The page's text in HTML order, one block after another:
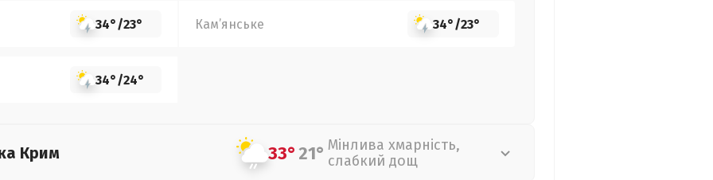
34°/23° Кам’янське 34°/23°
34°/24°
Крим 33°21° Мінлива хмарність,
слабкий дощ